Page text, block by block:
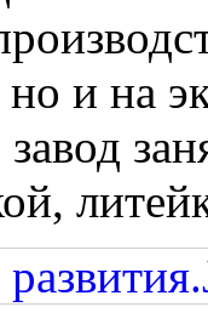
но и на